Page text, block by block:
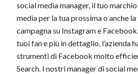
social media manager, il tuo
media per la tua prossima o anche
campagna su Instagram e
tuoi fan e più in dettaglio, l’azienda
strumenti di Facebook molto
Search. I nostri manager di social